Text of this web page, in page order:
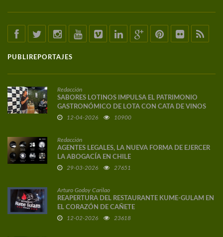
PUBLIREPORTAJES
Redacción
SABORES LOTINOS IMPULSA EL PATRIMONIO
GASTRONÓMICO DE LOTA CON CATA DE VINOS
DE AUTOR
12-04-2026 10900
Redacción
AGENTES LEGALES, LA NUEVA FORMA DE EJERCER
LA ABOGACÍA EN CHILE
29-03-2026 27651
Arturo Godoy Carilao
REAPERTURA DEL RESTAURANTE KUME-GULAM EN
EL CORAZÓN DE CAÑETE
12-02-2026 23618